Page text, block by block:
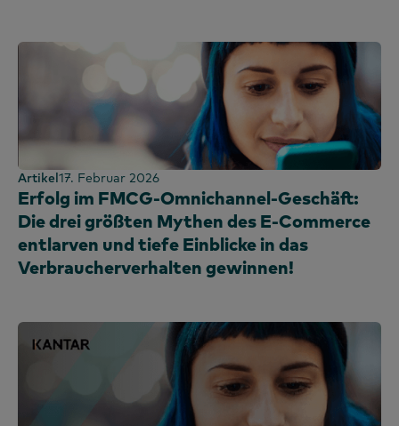
Artikel17. Februar 2026
Erfolg im FMCG-Omnichannel-Geschäft:
Die drei größten Mythen des E-Commerce
entlarven und tiefe Einblicke in das
Verbraucherverhalten gewinnen!